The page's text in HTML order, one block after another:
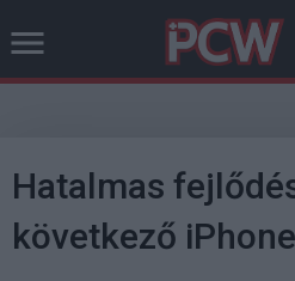
Hatalmas
következő